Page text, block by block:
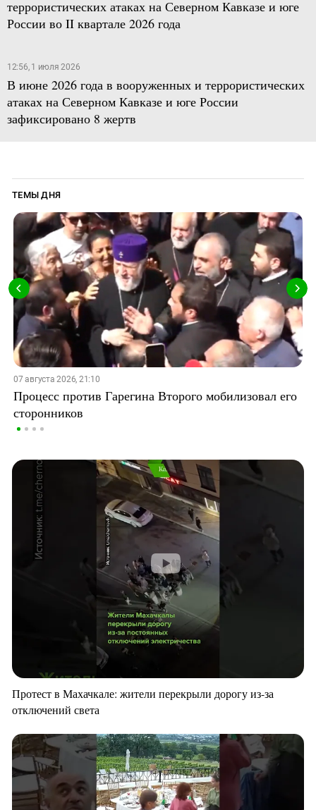
террористических атаках на Северном Кавказе и юге
России во II квартале 2026 года
12:56, 1 июля 2026
В июне 2026 года в вооруженных и террористических
атаках на Северном Кавказе и юге России
зафиксировано 8 жертв
ТЕМЫ ДНЯ
07 августа 2026, 21:10
Процесс против Гарегина Второго мобилизовал его
сторонников
Протест в Махачкале: жители перекрыли дорогу из-за
отключений света